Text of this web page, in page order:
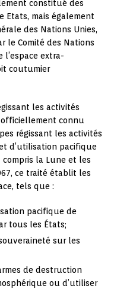
constitué des
Etats, mais également
des Nations Unies,
le Comité des Nations
extra-
coutumier
les activités
officiellement connu
régissant les activités
d’utilisation pacifique
compris la Lune et les
ce traité établit les
tels que :
pacifique de
tous les États;
sur les
de destruction
ou d’utiliser